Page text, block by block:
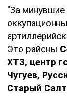
"За минувшие
Это районы
ХТЗ, центр
Чугуев,
Старый